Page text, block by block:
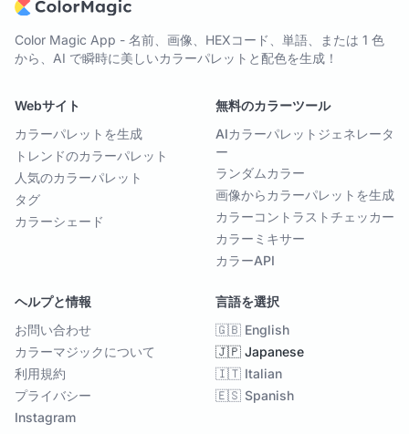
Color Magic App - 名前、画像、HEXコード、単語、または 1 色
から、AI で瞬時に美しいカラーパレットと配色を生成！
Webサイト
カラーパレットを生成
トレンドのカラーパレット
人気のカラーパレット
タグ
カラーシェード
無料のカラーツール
AIカラーパレットジェネレータ
ー
ランダムカラー
画像からカラーパレットを生成
カラーコントラストチェッカー
カラーミキサー
カラーAPI
ヘルプと情報
お問い合わせ
カラーマジックについて
利用規約
プライバシー
Instagram
言語を選択
🇬🇧 English
🇯🇵 Japanese
🇮🇹 Italian
🇪🇸 Spanish